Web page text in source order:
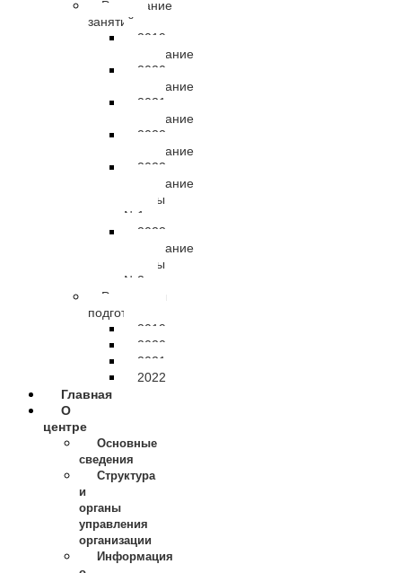
Расписание
занятий
2019
расписание
2020
расписание
2021
расписание
2022
расписание
2023
расписание
группы
№1
2023
расписание
группы
№2
Результаты
подготовки
2019
2020
2021
2022
Главная
О
центре
Основные
сведения
Структура
и
органы
управления
организации
Информация